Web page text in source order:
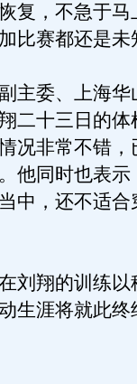
复，不急于马
比赛都还是未
委、上海华
二十三日的体
况非常不错，
他同时也表示
中，还不适合
翔的训练以
生涯将就此终